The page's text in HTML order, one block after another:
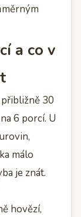
a co v
30
6 porcí. U
málo
je znát.
hovězí,